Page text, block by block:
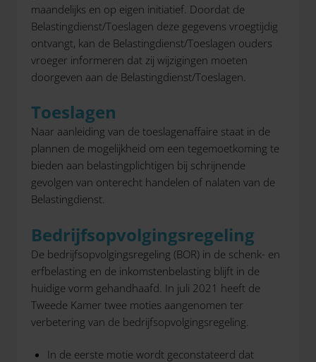
maandelijks en op eigen initiatief. Doordat de
Belastingdienst/Toeslagen deze gegevens vroegtijdig
ontvangt, kan de Belastingdienst/Toeslagen ouders
vroeger informeren dat zij wijzigingen moeten
doorgeven aan de Belastingdienst/Toeslagen.
Toeslagen
Naar aanleiding van de toeslagenaffaire staat in de
plannen de mogelijkheid om een tegemoetkoming te
bieden aan belastingplichtigen bij schrijnende
gevolgen van onterecht handelen of nalaten van de
Belastingdienst.
Bedrijfsopvolgingsregeling
De bedrijfsopvolgingsregeling (BOR) in de schenk- en
erfbelasting en de inkomstenbelasting blijft in de
huidige vorm gehandhaafd. In juli 2021 heeft de
Tweede Kamer twee moties aangenomen ter
verbetering van de bedrijfsopvolgingsregeling.
In de eerste motie wordt geconstateerd dat